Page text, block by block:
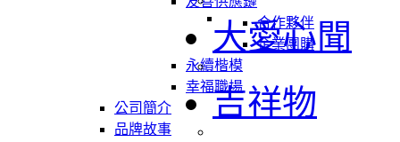
合作夥伴
企業團購
永續楷模
幸福職場
公司簡介
品牌故事
大愛心聞
吉祥物